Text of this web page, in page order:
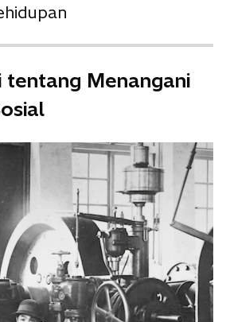
tentang Menangani